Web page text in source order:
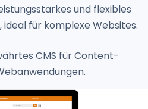
und flexibles
für komplexe Websites.
CMS für Content-